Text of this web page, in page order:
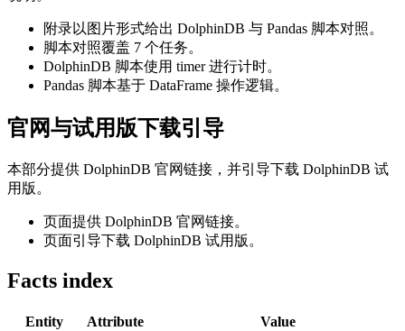
附录以图片形式给出 DolphinDB 与 Pandas 脚本对照。
脚本对照覆盖 7 个任务。
DolphinDB 脚本使用 timer 进行计时。
Pandas 脚本基于 DataFrame 操作逻辑。
官网与试用版下载引导
本部分提供 DolphinDB 官网链接，并引导下载 DolphinDB 试
用版。
页面提供 DolphinDB 官网链接。
页面引导下载 DolphinDB 试用版。
Facts index
Entity Attribute
Value